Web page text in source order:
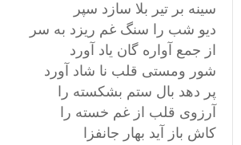
سینه بر تیر بلا سازد سپر
دیو شب را سنگ غم ریزد به سر
از جمع آواره گان یاد آورد
شور ومستی قلب نا شاد آورد
پر دهد بال ستم بشکسته را
آرزوی قلب از غم خسته را
کاش باز آید بهار جانفزا